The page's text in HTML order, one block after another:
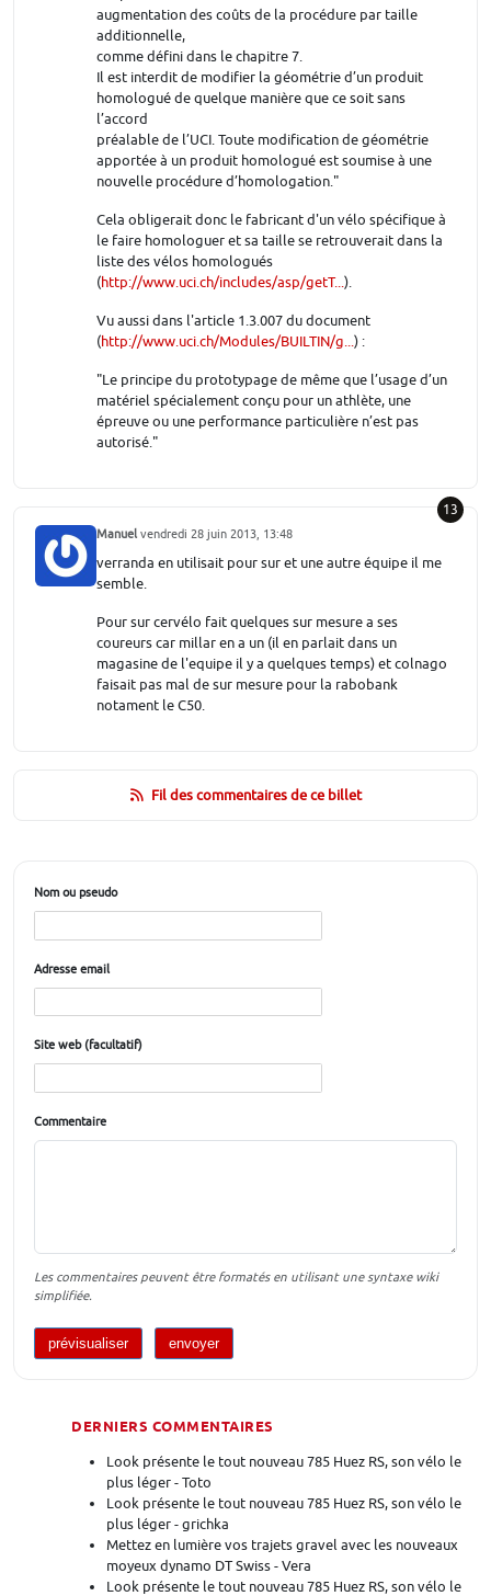
augmentation des coûts de la procédure par taille
additionnelle,
comme défini dans le chapitre 7.
Il est interdit de modifier la géométrie d’un produit
homologué de quelque manière que ce soit sans
l’accord
préalable de l’UCI. Toute modification de géométrie
apportée à un produit homologué est soumise à une
nouvelle procédure d’homologation."
Cela obligerait donc le fabricant d'un vélo spécifique à
le faire homologuer et sa taille se retrouverait dans la
liste des vélos homologués
(http://www.uci.ch/includes/asp/getT...).
Vu aussi dans l'article 1.3.007 du document
(http://www.uci.ch/Modules/BUILTIN/g...) :
"Le principe du prototypage de même que l’usage d’un
matériel spécialement conçu pour un athlète, une
épreuve ou une performance particulière n’est pas
autorisé."
13
Manuel vendredi 28 juin 2013, 13:48
verranda en utilisait pour sur et une autre équipe il me
semble.
Pour sur cervélo fait quelques sur mesure a ses
coureurs car millar en a un (il en parlait dans un
magasine de l'equipe il y a quelques temps) et colnago
faisait pas mal de sur mesure pour la rabobank
notament le C50.
Fil des commentaires de ce billet
Nom ou pseudo
Adresse email
Site web (facultatif)
Commentaire
Les commentaires peuvent être formatés en utilisant une syntaxe wiki
simplifiée.
DERNIERS COMMENTAIRES
Look présente le tout nouveau 785 Huez RS, son vélo le
plus léger - Toto
Look présente le tout nouveau 785 Huez RS, son vélo le
plus léger - grichka
Mettez en lumière vos trajets gravel avec les nouveaux
moyeux dynamo DT Swiss - Vera
Look présente le tout nouveau 785 Huez RS, son vélo le